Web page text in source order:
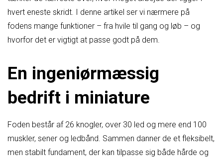
hvert eneste skridt. I denne artikel ser vi nærmere på
fodens mange funktioner – fra hvile til gang og løb – og
hvorfor det er vigtigt at passe godt på dem.
En ingeniørmæssig
bedrift i miniature
Foden består af 26 knogler, over 30 led og mere end 100
muskler, sener og ledbånd. Sammen danner de et fleksibelt,
men stabilt fundament, der kan tilpasse sig både hårde og